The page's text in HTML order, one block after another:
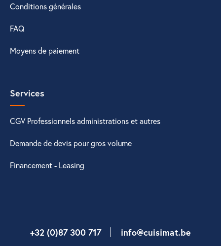
Conditions générales
FAQ
Moyens de paiement
Services
CGV Professionnels administrations et autres
Demande de devis pour gros volume
Financement - Leasing
+32 (0)87 300 717 info@cuisimat.be